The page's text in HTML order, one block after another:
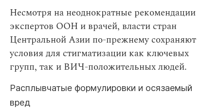
Несмотря на неоднократные рекомендации
экспертов ООН и врачей, власти стран
Центральной Азии по-прежнему сохраняют
условия для стигматизации как ключевых
групп, так и ВИЧ-положительных людей.
Расплывчатые формулировки и осязаемый
вред